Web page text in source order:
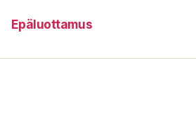
Epäluottamus